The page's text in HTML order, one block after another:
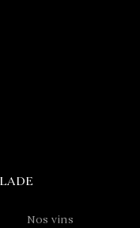
Nos vins